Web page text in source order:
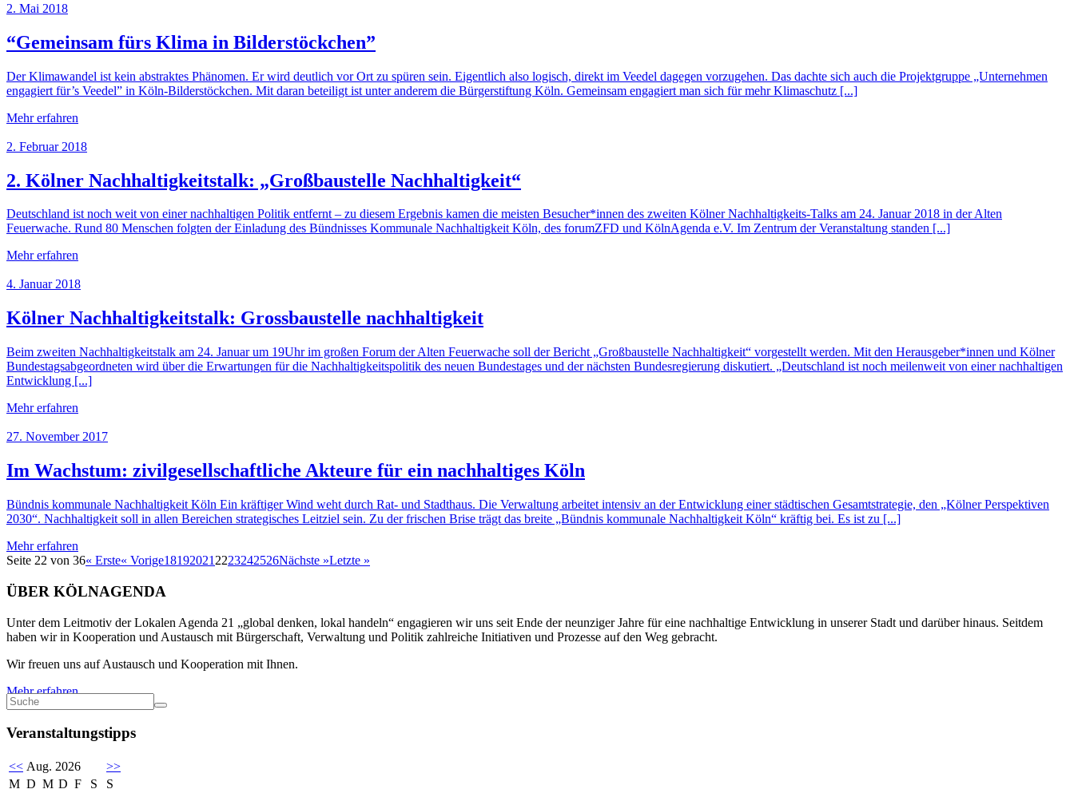
2. Mai 2018
“Gemeinsam fürs Klima in Bilderstöckchen”
Der Klimawandel ist kein abstraktes Phänomen. Er wird deutlich vor Ort zu spüren sein. Eigentlich also logisch, direkt im Veedel dagegen vorzugehen. Das dachte sich auch die Projektgruppe „Unternehmen
engagiert für’s Veedel” in Köln-Bilderstöckchen. Mit daran beteiligt ist unter anderem die Bürgerstiftung Köln. Gemeinsam engagiert man sich für mehr Klimaschutz [...]
Mehr erfahren
2. Februar 2018
2. Kölner Nachhaltigkeitstalk: „Großbaustelle Nachhaltigkeit“
Deutschland ist noch weit von einer nachhaltigen Politik entfernt – zu diesem Ergebnis kamen die meisten Besucher*innen des zweiten Kölner Nachhaltigkeits-Talks am 24. Januar 2018 in der Alten
Feuerwache. Rund 80 Menschen folgten der Einladung des Bündnisses Kommunale Nachhaltigkeit Köln, des forumZFD und KölnAgenda e.V. Im Zentrum der Veranstaltung standen [...]
Mehr erfahren
4. Januar 2018
Kölner Nachhaltigkeitstalk: Grossbaustelle nachhaltigkeit
Beim zweiten Nachhaltigkeitstalk am 24. Januar um 19Uhr im großen Forum der Alten Feuerwache soll der Bericht „Großbaustelle Nachhaltigkeit“ vorgestellt werden. Mit den Herausgeber*innen und Kölner
Bundestagsabgeordneten wird über die Erwartungen für die Nachhaltigkeitspolitik des neuen Bundestages und der nächsten Bundesregierung diskutiert. „Deutschland ist noch meilenweit von einer nachhaltigen
Entwicklung [...]
Mehr erfahren
27. November 2017
Im Wachstum: zivilgesellschaftliche Akteure für ein nachhaltiges Köln
Bündnis kommunale Nachhaltigkeit Köln Ein kräftiger Wind weht durch Rat- und Stadthaus. Die Verwaltung arbeitet intensiv an der Entwicklung einer städtischen Gesamtstrategie, den „Kölner Perspektiven
2030“. Nachhaltigkeit soll in allen Bereichen strategisches Leitziel sein. Zu der frischen Brise trägt das breite „Bündnis kommunale Nachhaltigkeit Köln“ kräftig bei. Es ist zu [...]
Mehr erfahren
Seite 22 von 36« Erste« Vorige18192021 2223242526Nächste »Letzte »
ÜBER KÖLNAGENDA
Unter dem Leitmotiv der Lokalen Agenda 21 „global denken, lokal handeln“ engagieren wir uns seit Ende der neunziger Jahre für eine nachhaltige Entwicklung in unserer Stadt und darüber hinaus. Seitdem
haben wir in Kooperation und Austausch mit Bürgerschaft, Verwaltung und Politik zahlreiche Initiativen und Prozesse auf den Weg gebracht.
Wir freuen uns auf Austausch und Kooperation mit Ihnen.
Mehr erfahren
Veranstaltungstipps
<< Aug. 2026
>>
M D M D F S
S